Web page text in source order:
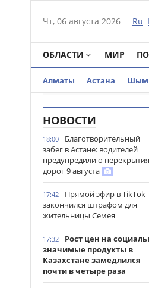
Чт, 06 августа 2026 Ru
ОБЛАСТИ МИР
Алматы Астана
НОВОСТИ
18:00
Благотворительный
забег в Астане: водителей
предупредили о
дорог 9 августа
17:42
Прямой эфир в TikTok
закончился штрафом для
жительницы Семея
17:32
Рост цен на
значимые продукты в
Казахстане замедлился
почти в четыре раза